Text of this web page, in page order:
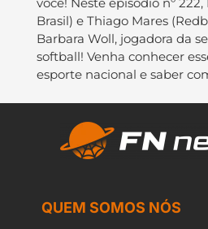
Brasil) e Thiago Mares
Barbara Woll, jogadora da
softball! Venha conhecer
esporte nacional e saber
QUEM SOMOS NÓS